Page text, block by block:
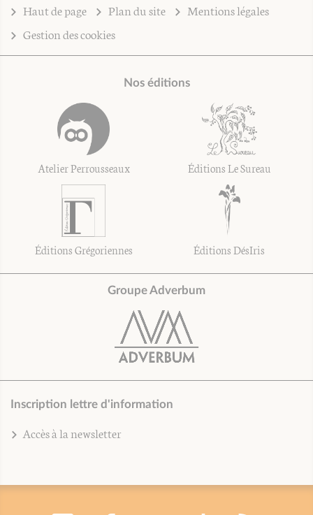
Haut de page Plan du site
Mentions légales
Gestion des cookies
Nos éditions
Atelier Perrousseaux Éditions Le Sureau
Éditions Grégoriennes Éditions DésIris
Groupe Adverbum
Inscription lettre d'information
Accès à la newsletter